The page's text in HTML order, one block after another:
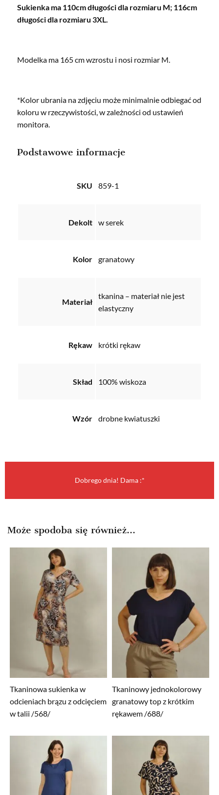
Sukienka ma 110cm długości dla rozmiaru M; 116cm
długości dla rozmiaru 3XL.
Modelka ma 165 cm wzrostu i nosi rozmiar M.
*Kolor ubrania na zdjęciu może minimalnie odbiegać od
koloru w rzeczywistości, w zależności od ustawień
monitora.
Podstawowe informacje
SKU 859-1
Dekolt w serek
Kolor granatowy
Materiał
tkanina – materiał nie jest
elastyczny
Rękaw krótki rękaw
Skład 100% wiskoza
Wzór drobne kwiatuszki
Dobrego dnia! Dama :*
Może spodoba się również…
Tkaninowa sukienka w
odcieniach brązu z odcięciem
w talii /568/
Tkaninowy jednokolorowy
granatowy top z krótkim
rękawem /688/